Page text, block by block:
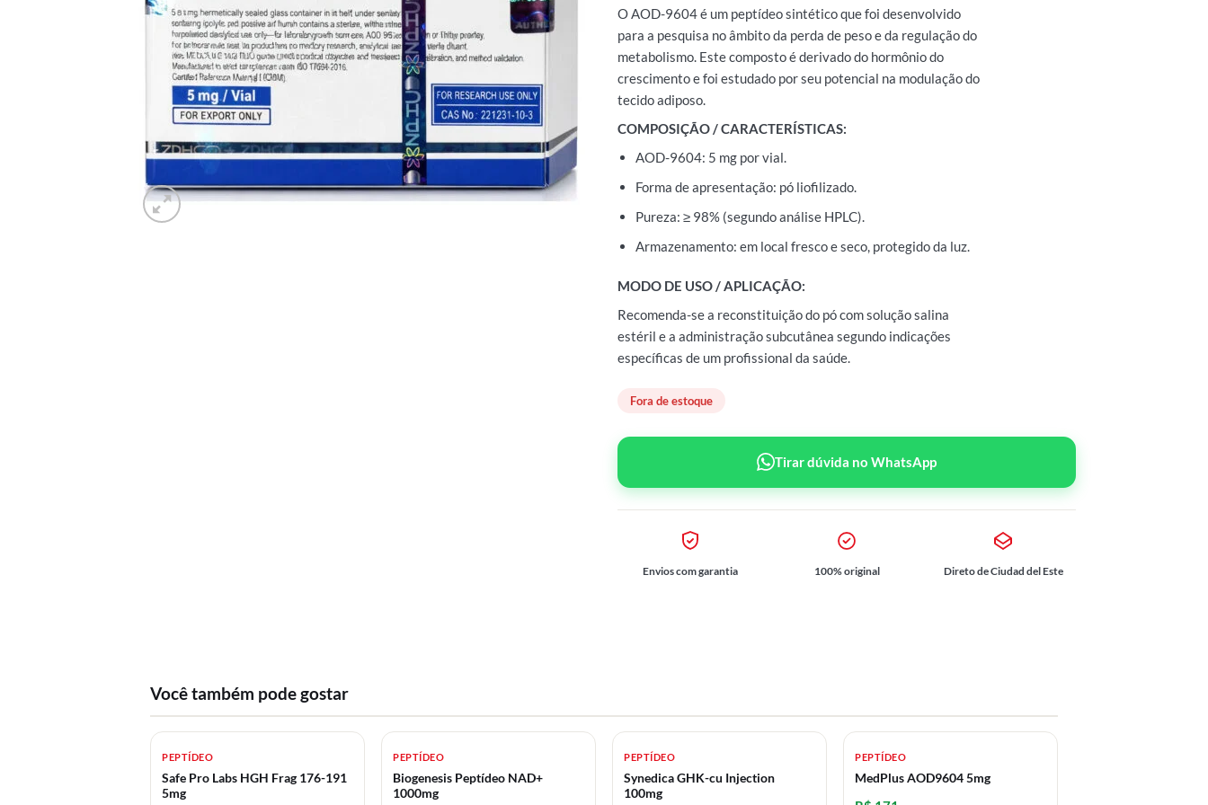
O AOD-9604 é um peptídeo sintético que foi desenvolvido
para a pesquisa no âmbito da perda de peso e da regulação do
metabolismo. Este composto é derivado do hormônio do
crescimento e foi estudado por seu potencial na modulação do
tecido adiposo.
COMPOSIÇÃO / CARACTERÍSTICAS:
AOD-9604: 5 mg por vial.
Forma de apresentação: pó liofilizado.
Pureza: ≥ 98% (segundo análise HPLC).
Armazenamento: em local fresco e seco, protegido da luz.
MODO DE USO / APLICAÇÃO:
Recomenda-se a reconstituição do pó com solução salina
estéril e a administração subcutânea segundo indicações
específicas de um profissional da saúde.
Fora de estoque
Tirar dúvida no WhatsApp
Envios com garantia 100% original Direto de Ciudad del Este
Você também pode gostar
PEPTÍDEO
Safe Pro Labs HGH Frag 176-191
5mg
PEPTÍDEO
Biogenesis Peptídeo NAD+
1000mg
PEPTÍDEO
Synedica GHK-cu Injection
100mg
PEPTÍDEO
MedPlus AOD9604 5mg